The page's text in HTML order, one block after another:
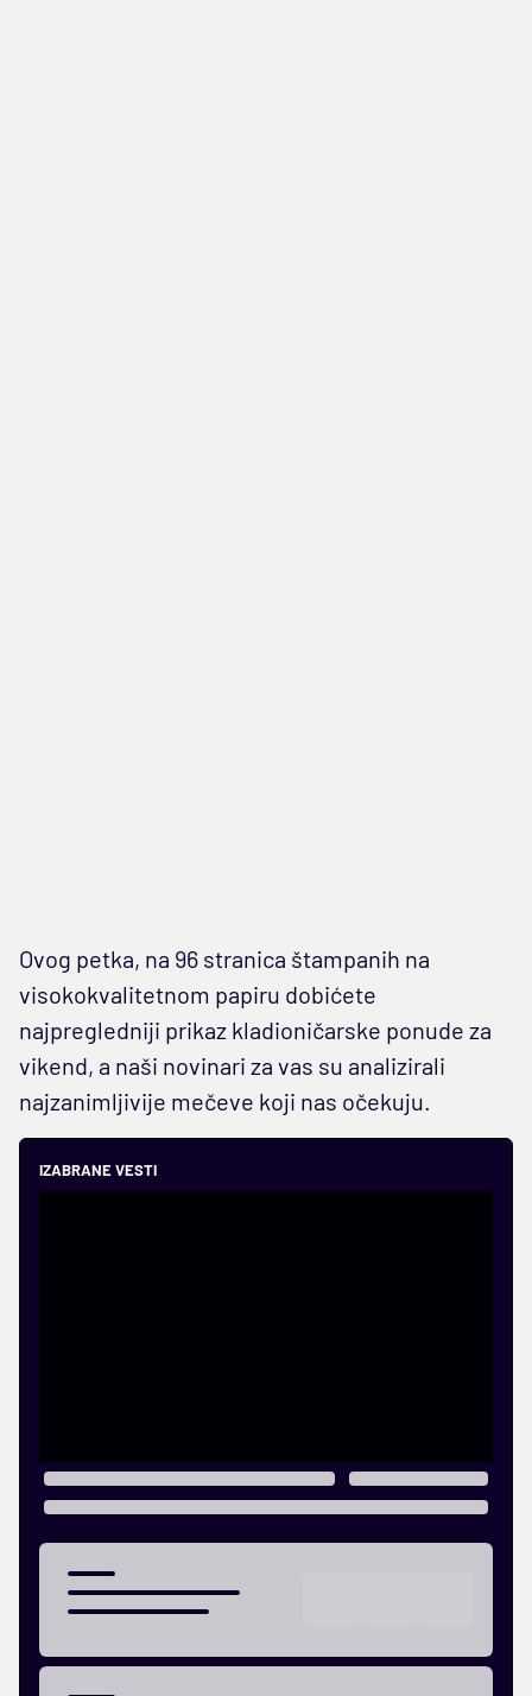
Ovog petka, na 96 stranica štampanih na
visokokvalitetnom papiru dobićete
najpregledniji prikaz kladioničarske ponude za
vikend, a naši novinari za vas su analizirali
najzanimljivije mečeve koji nas očekuju.
IZABRANE VESTI